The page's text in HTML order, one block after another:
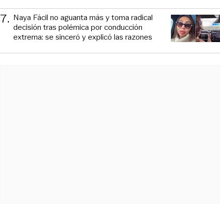
7. Naya Fácil no aguanta más y toma radical
decisión tras polémica por conducción
extrema: se sinceró y explicó las razones